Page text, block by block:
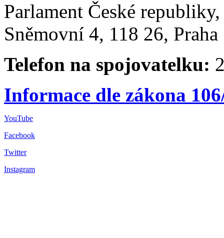
Parlament České
Sněmovní 4, 118 26,
Telefon na spojovatelku:
Informace dle zákona
YouTube
Facebook
Twitter
Instagram